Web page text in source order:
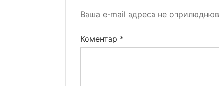
Ваша e-mail адреса не
Коментар *